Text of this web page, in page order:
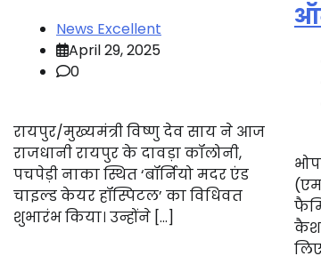
News Excellent
April 29, 2025
0
रायपुर/मुख्यमंत्री विष्णु देव साय ने आज
राजधानी रायपुर के दावड़ा कॉलोनी,
पचपेड़ी नाका स्थित ‘बॉर्नियो मदर एंड
चाइल्ड केयर हॉस्पिटल’ का विधिवत
शुभारंभ किया। उन्होंने […]